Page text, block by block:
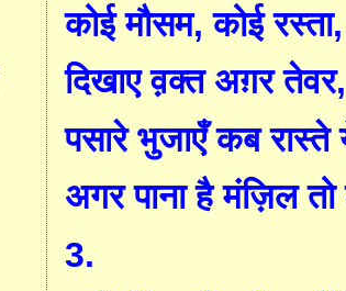
कोई मौसम,कोईरस्ता
दिखाए व़क्त अग़र तेवर
पसारेभुजाएँकब रास्ते
अगर पाना है मंज़िल
3.